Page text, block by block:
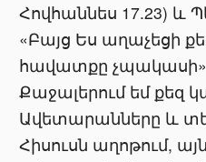
Հովհաննես 17.23) և
«Բայց Ես աղաչեցի
հավատքը չպակասի»
Քաջալերում եմ քեզ
Ավետարանները և
Հիսուսն աղոթում,